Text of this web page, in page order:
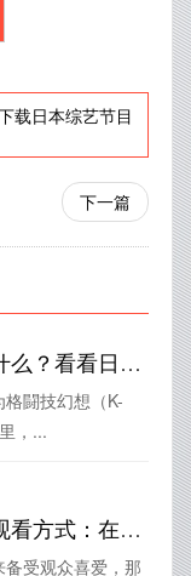
载日本综艺节目
下一篇
日本格斗节目叫什么？看看日本人的搏击热情
闘技幻想（K-
，...
日本综艺节目的观看方式：在线直播 vs 点播平台？
受观众喜爱，那